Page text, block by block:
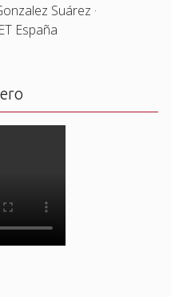
Suárez ·
España